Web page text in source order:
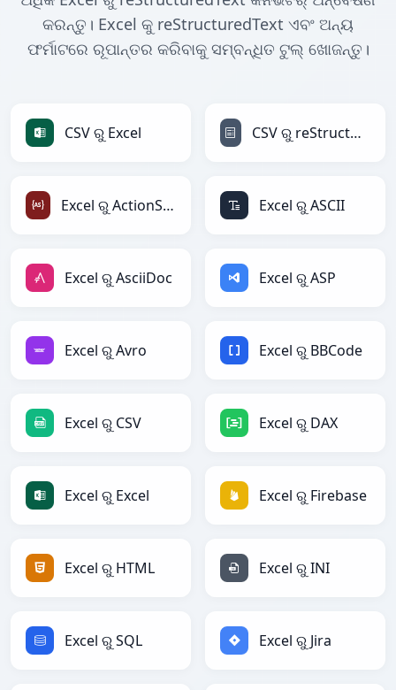
କରନ୍ତୁ। Excel କୁ reStructuredText ଏବଂ ଅନ୍ୟ
ଫର୍ମାଟରେ ରୂପାନ୍ତର କରିବାକୁ ସମ୍ବନ୍ଧିତ ଟୁଲ୍ ଖୋଜନ୍ତୁ।
CSV ରୁ Excel CSV ରୁ reStructuredText
Excel ରୁ ActionScript Excel ରୁ ASCII
Excel ରୁ AsciiDoc Excel ରୁ ASP
Excel ରୁ Avro Excel ରୁ BBCode
Excel ରୁ CSV Excel ରୁ DAX
Excel ରୁ Excel Excel ରୁ Firebase
Excel ରୁ HTML Excel ରୁ INI
Excel ରୁ SQL Excel ରୁ Jira